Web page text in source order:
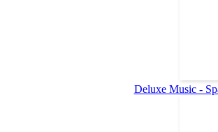
Deluxe Music -